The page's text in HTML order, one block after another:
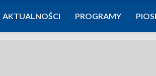
AKTUALNOŚCI PROGRAMY